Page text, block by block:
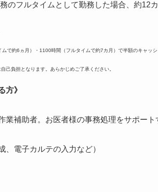
のフルタイムとして勤務した場合、約12
で約6ヵ月）・1100時間（フルタイムで約7カ月）で半額のキャッシ
己負担となります。あらかじめご了承ください。
方》
業補助者。お医者様の事務処理をサポート
、電子カルテの入力など）